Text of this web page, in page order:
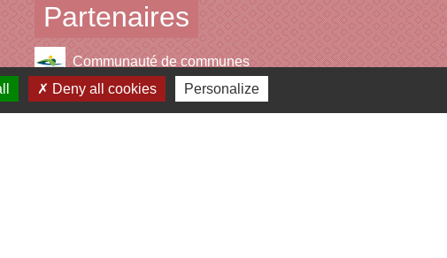
Partenaires
Communauté de communes
Conseil départemental 87
Deny all cookies Personalize